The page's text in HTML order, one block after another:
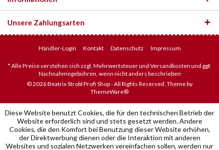
Unsere Zahlungsarten
Händler-Login Kontakt Datenschutz Impressum
* Alle Preise verstehen sich zzgl. Mehrwertsteuer und Versandkosten und ggf.
Nachnahmegebühren, wenn nicht anders beschrieben
© 2026 Beatrix Strobl Profi Shop - All Rights Reserved. Theme by
ThemeWare®
Diese Website benutzt Cookies, die für den technischen Betrieb der
Website erforderlich sind und stets gesetzt werden. Andere
Cookies, die den Komfort bei Benutzung dieser Website erhöhen,
der Direktwerbung dienen oder die Interaktion mit anderen
Websites und sozialen Netzwerken vereinfachen sollen, werden nur